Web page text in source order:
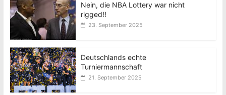
Nein, die NBA Lottery war nicht
rigged!!
23. September 2025
Deutschlands echte
Turniermannschaft
21. September 2025